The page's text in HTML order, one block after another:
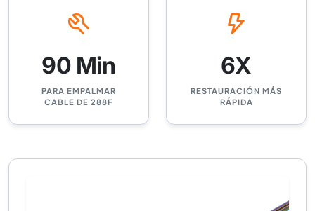
90 Min
PARA EMPALMAR
CABLE DE 288F
6X
RESTAURACIÓN MÁS
RÁPIDA